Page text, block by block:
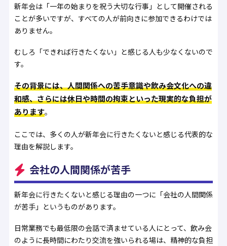
新年会は「一年の始まりを祝う大切な行事」として開催される
ことが多いですが、すべての人が前向きに参加できるわけでは
ありません。
むしろ「できれば行きたくない」と感じる人も少なくないので
す。
その背景には、人間関係への苦手意識や飲み会文化への違
和感、さらには休日や時間の拘束といった現実的な負担が
あります。
ここでは、多くの人が新年会に行きたくないと感じる代表的な
理由を解説します。
会社の人間関係が苦手
新年会に行きたくないと感じる理由の一つに「会社の人間関係
が苦手」というものがあります。
日常業務でも最低限の会話で済ませている人にとって、飲み会
のように長時間にわたり交流を強いられる場は、精神的な負担